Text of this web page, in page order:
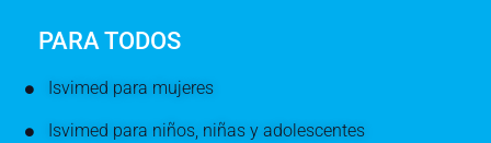
PARA TODOS
Isvimed para mujeres
Isvimed para niños, niñas y adolescentes